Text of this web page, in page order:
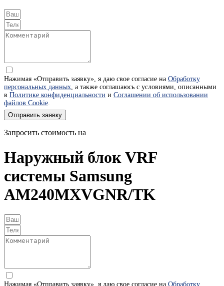
Нажимая «Отправить заявку», я даю свое согласие на Обработку
персональных данных, а также соглашаюсь с условиями, описанными
в Политике конфиденциальности и Соглашении об использовании
файлов Cookie.
Отправить заявку
Запросить стоимость на
Наружный блок VRF
системы Samsung
AM240MXVGNR/TK
Нажимая «Отправить заявку», я даю свое согласие на Обработку